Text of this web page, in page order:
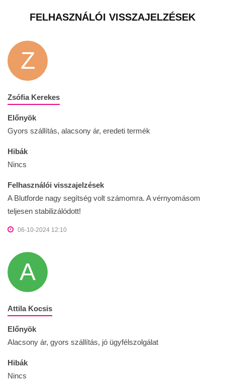
FELHASZNÁLÓI VISSZAJELZÉSEK
Z
Zsófia Kerekes
Előnyök
Gyors szállítás, alacsony ár, eredeti termék
Hibák
Nincs
Felhasználói visszajelzések
A Blutforde nagy segítség volt számomra. A vérnyomásom
teljesen stabilizálódott!
06-10-2024 12:10
A
Attila Kocsis
Előnyök
Alacsony ár, gyors szállítás, jó ügyfélszolgálat
Hibák
Nincs